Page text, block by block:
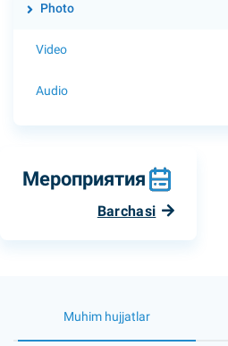
Photo
Video
Audio
Мероприятия
Barchasi
Muhim hujjatlar